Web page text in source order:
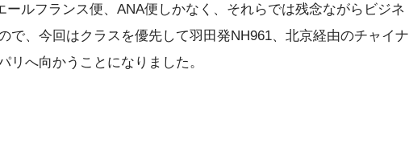
ールフランス便、ANA便しかなく、それらでは残念ながらビジネ
で、今回はクラスを優先して羽田発NH961、北京経由のチャイナ
リへ向かうことになりました。